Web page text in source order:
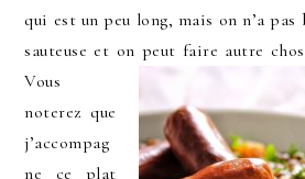
qui est un peu long, mais on n’a
sauteuse et on peut faire autre
Vous
noterez que
j’accompag
ne ce plat